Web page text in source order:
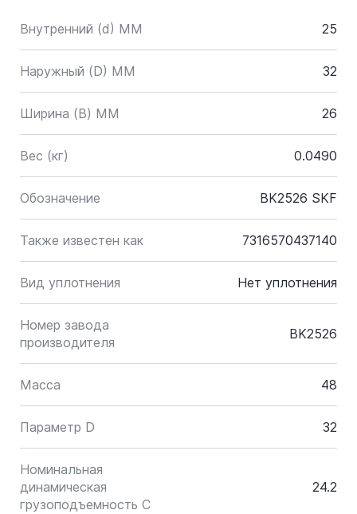
Внутренний (d) ММ 25
Наружный (D) ММ 32
Ширина (B) MM 26
Вес (кг) 0.0490
Обозначение BK2526 SKF
Также известен как 7316570437140
Вид уплотнения Нет уплотнения
Номер завода
производителя
BK2526
Масса 48
Параметр D 32
Номинальная
динамическая
грузоподъемность C
24.2